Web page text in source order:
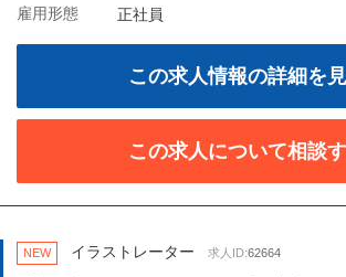
雇用形態 正社員
この求人情報の詳細を
この求人について相談
NEW イラストレーター 求人ID:62664